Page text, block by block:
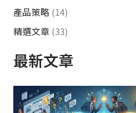
產品策略 (14)
精選文章 (33)
最新文章